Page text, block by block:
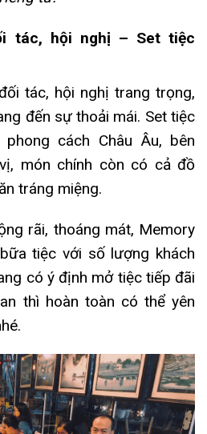
tác, hội nghị – Set tiệc
tác, hội nghị trang trọng,
đến sự thoải mái. Set tiệc
cách Châu Âu, bên
món chính còn có cả đồ
tráng miệng.
rãi, thoáng mát, Memory
tiệc với số lượng khách
có ý định mở tiệc tiếp đãi
thì hoàn toàn có thể yên